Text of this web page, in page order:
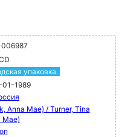
006987
упаковка.
01-1989
Anna Mae) / Turner, Tina
Mae)